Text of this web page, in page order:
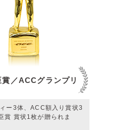
賞／ACCグランプリ
ー3体、ACC額入り賞状3
賞 賞状1枚が贈られま